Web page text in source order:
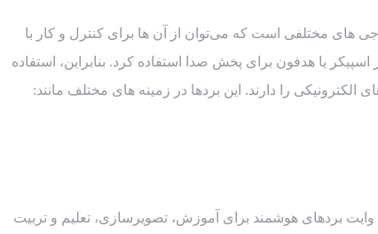
های مختلفی است که می‌توان از آن ‌ها برای کنترل و کار با
یا هدفون برای پخش صدا استفاده کرد. بنابراین، استفاده
را دارند. این بردها در زمینه ‌های مختلف مانند:
وایت بردهای هوشمند برای آموزش، تصویرسازی، تعلیم و تربیت